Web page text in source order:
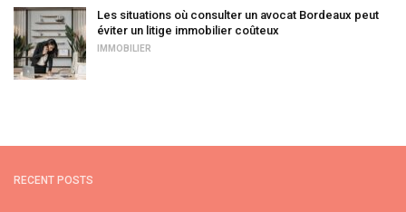
Les situations où consulter un avocat Bordeaux peut
éviter un litige immobilier coûteux
IMMOBILIER
RECENT POSTS